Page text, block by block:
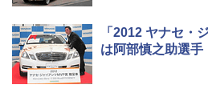
「2012 ヤナセ・
は阿部慎之助選手